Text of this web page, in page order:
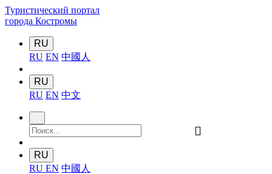
Туристический портал
города Костромы
RU
RU EN 中國人
RU
RU EN 中文
󰍉
RU
RU EN 中國人